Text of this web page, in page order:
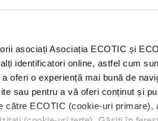
asociați Asociația ECOTIC și
identificatori online, astfel cum
oferi o experiență mai bună de
sau pentru a vă oferi conținut și
ECOTIC (cookie-uri primare),
Link-uri utile:
șiNorway Grants